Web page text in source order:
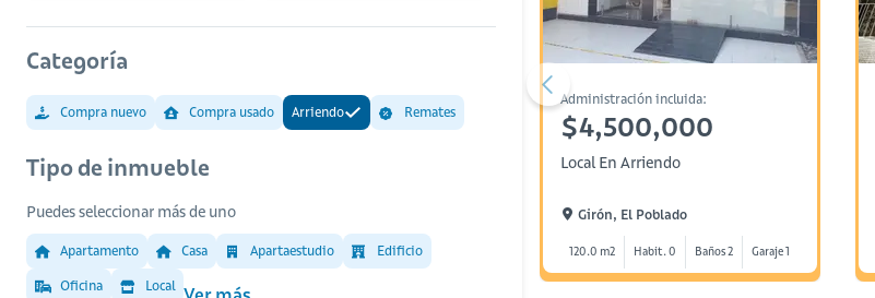
Categoría
Compra nuevo Compra usado Arriendo Remates
Tipo de inmueble
Puedes seleccionar más de uno
Apartamento Casa Apartaestudio Edificio
Oficina Local
Administración incluida:
$4,500,000
Local En Arriendo
Girón, El Poblado
120.0 m2 Habit. 0 Baños 2 Garaje 1